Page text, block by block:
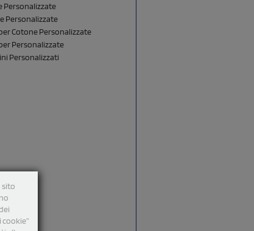
sito
cookie”
Personalizzate
Personalizzate
Cotone Personalizzate
Personalizzate
Personalizzati